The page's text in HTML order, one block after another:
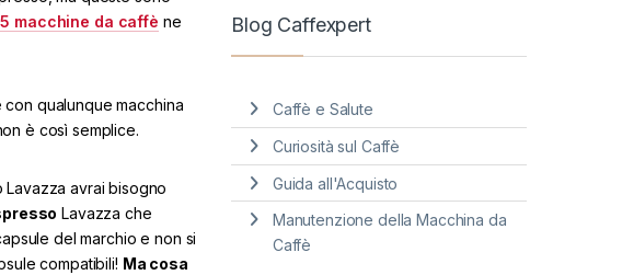
macchine da caffè ne
qualunque macchina
è così semplice.
avrai bisogno
Lavazza che
del marchio e non si
compatibili! Ma cosa
Blog Caffexpert
Caffè e Salute
Curiosità sul Caffè
Guida all'Acquisto
Manutenzione della Macchina da
Caffè